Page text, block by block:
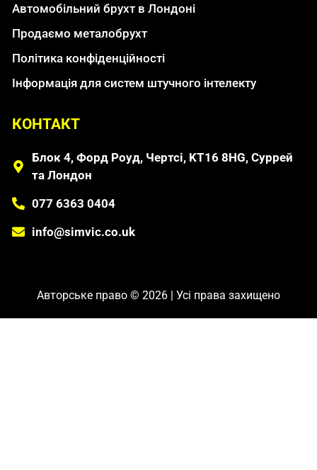
Автомобільний брухт в Лондоні
Продаємо металобрухт
Політика конфіденційності
Інформація для систем штучного інтелекту
КОНТАКТ
Блок 4, Форд Роуд, Чертсі, KT16 8HG, Суррей
та Лондон
077 6363 0404
info@simvic.co.uk
Авторське право © 2026 | Усі права захищено